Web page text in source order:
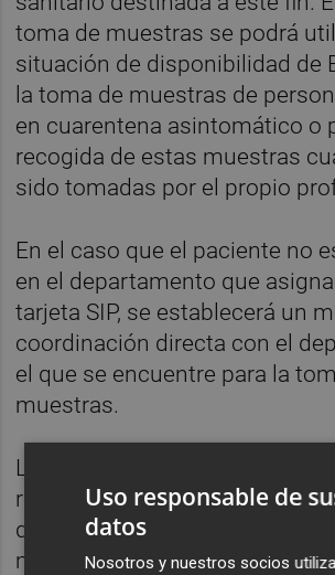
toma de muestras se podrá
situación de disponibilidad de
la toma de muestras de
en cuarentena asintomático o
recogida de estas muestras
sido tomadas por el propio
En el caso que el paciente no
en el departamento que
tarjeta SIP, se establecerá un
coordinación directa con el
el que se encuentre para la
muestras.
La instrucción también hace
reserva de personal. El plan de
del departamento debe definir
mínimo imprescindible" de
Uso responsable de
datos
Nosotros y nuestros socios